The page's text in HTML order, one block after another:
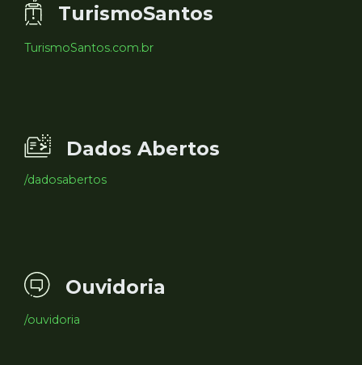
TurismoSantos
TurismoSantos.com.br
Dados Abertos
/dadosabertos
Ouvidoria
/ouvidoria